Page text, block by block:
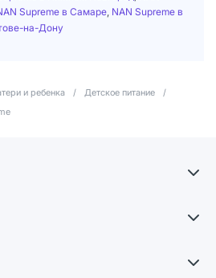
Supreme в Самаре NAN Supreme в
на-Дону
и ребенка / Детское питание
/